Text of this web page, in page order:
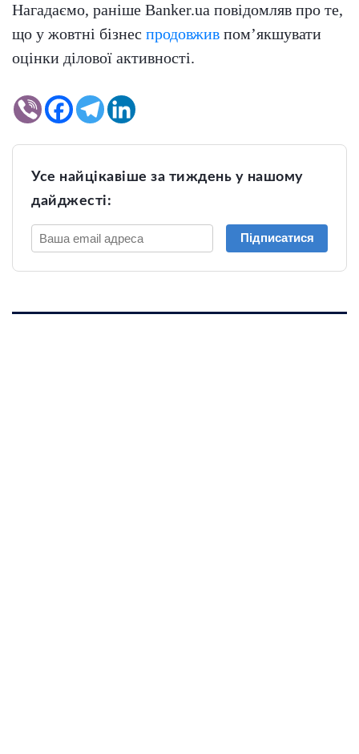
Нагадаємо, раніше Banker.ua повідомляв про те,
що у жовтні бізнес продовжив пом’якшувати
оцінки ділової активності.
Усе найцікавіше за тиждень у нашому
дайджесті:
Підписатися